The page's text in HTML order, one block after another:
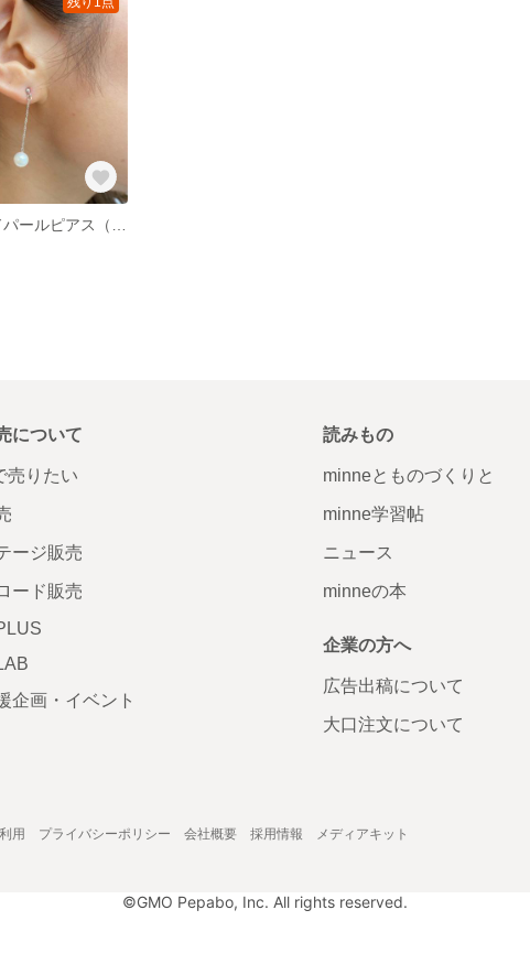
について
売りたい
ージ販売
ード販売
企画・イベント
読みもの
minneとものづくりと
minne学習帖
ニュース
minneの本
企業の方へ
広告出稿について
大口注文について
用 プライバシーポリシー 会社概要 採用情報 メディアキット
©GMO Pepabo, Inc. All rights reserved.